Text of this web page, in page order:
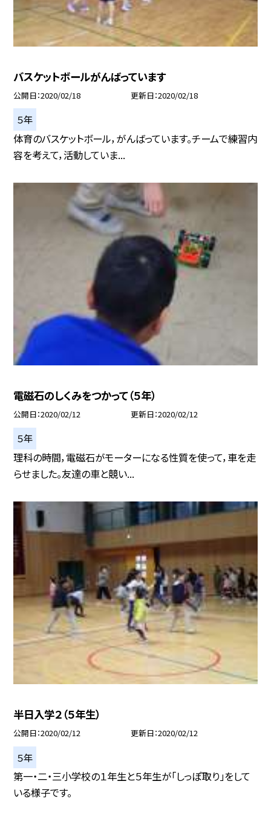
バスケットボールがんばっています
公開日 2020/02/18 更新日 2020/02/18
５年
体育のバスケットボール，がんばっています。チームで練習内
容を考えて，活動していま...
電磁石のしくみをつかって（５年）
公開日 2020/02/12 更新日 2020/02/12
５年
理科の時間，電磁石がモーターになる性質を使って，車を走
らせました。友達の車と競い...
半日入学２（５年生）
公開日 2020/02/12 更新日 2020/02/12
５年
第一・二・三小学校の１年生と５年生が「しっぽ取り」をして
いる様子です。